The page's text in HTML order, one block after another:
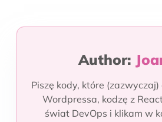
Author:
Piszę kody, które (zazwyczaj)
Wordpressa, kodzę z
świat DevOps i klikam w